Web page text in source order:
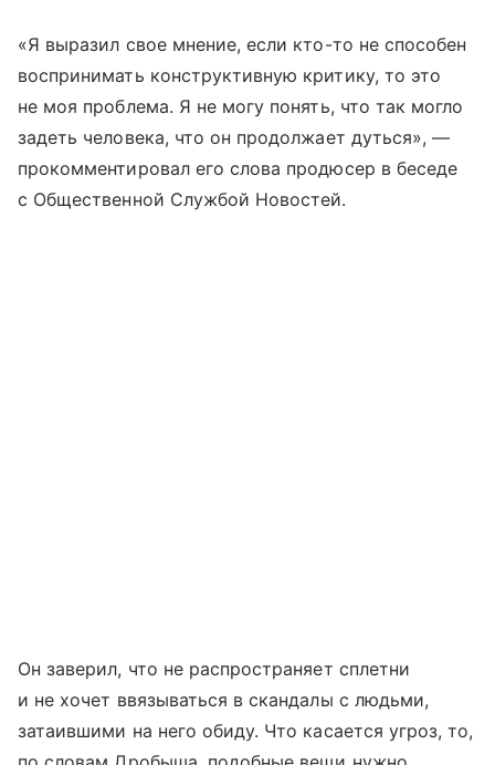
«Я выразил свое мнение, если кто-то не способен
воспринимать конструктивную критику, то это
не моя проблема. Я не могу понять, что так могло
задеть человека, что он продолжает дуться», —
прокомментировал его слова продюсер в беседе
с Общественной Службой Новостей.
Он заверил, что не распространяет сплетни
и не хочет ввязываться в скандалы с людьми,
затаившими на него обиду. Что касается угроз, то,